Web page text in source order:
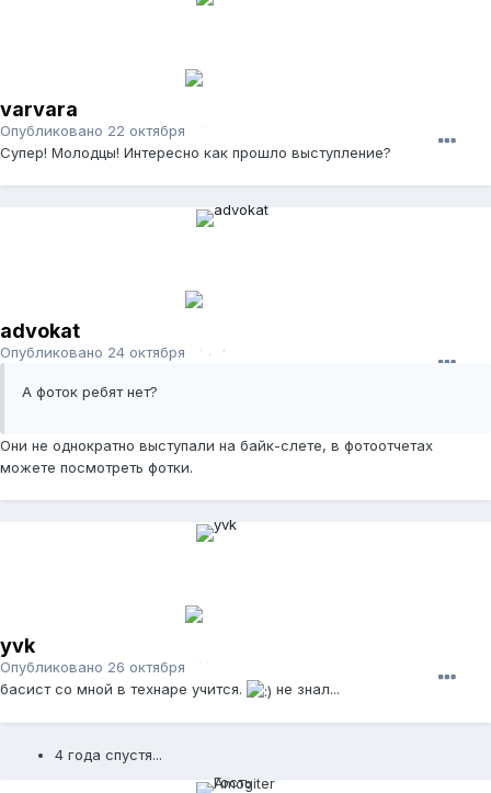
varvara
Опубликовано 22 октября, 2012
Супер! Молодцы! Интересно как прошло выступление?
advokat
Опубликовано 24 октября, 2012
А фоток ребят нет?
Они не однократно выступали на байк-слете, в фотоотчетах
можете посмотреть фотки.
yvk
Опубликовано 26 октября, 2012
басист со мной в технаре учится.
не знал...
4 года спустя...